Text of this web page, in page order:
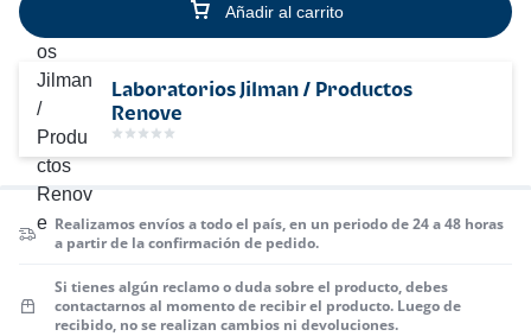
Añadir al carrito
Laboratorios Jilman / Productos
Renove
Realizamos envíos a todo el país, en un periodo de 24 a 48 horas
a partir de la confirmación de pedido.
Si tienes algún reclamo o duda sobre el producto, debes
contactarnos al momento de recibir el producto. Luego de
recibido, no se realizan cambios ni devoluciones.